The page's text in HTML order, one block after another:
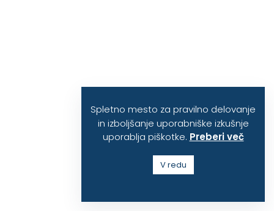
Spletno mesto za pravilno delovanje
in izboljšanje uporabniške izkušnje
uporablja piškotke. Preberi več
V redu